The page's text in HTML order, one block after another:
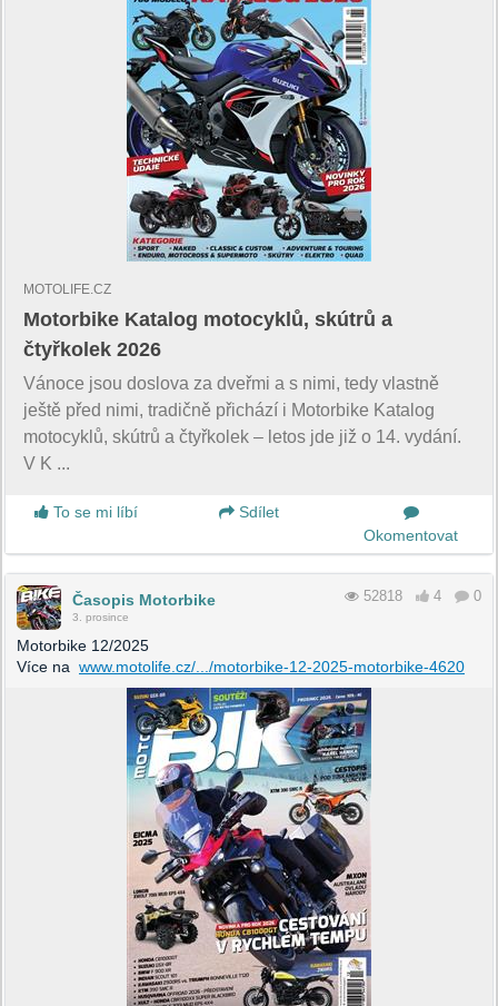
MOTOLIFE.CZ
Motorbike Katalog motocyklů, skútrů a
čtyřkolek 2026
Vánoce jsou doslova za dveřmi a s nimi, tedy vlastně
ještě před nimi, tradičně přichází i Motorbike Katalog
motocyklů, skútrů a čtyřkolek – letos jde již o 14. vydání.
V K ...
To se mi líbí
Sdílet
Okomentovat
Časopis Motorbike
3. prosince
52818 4 0
Motorbike 12/2025
Více na www.motolife.cz/.../motorbike-12-2025-motorbike-4620